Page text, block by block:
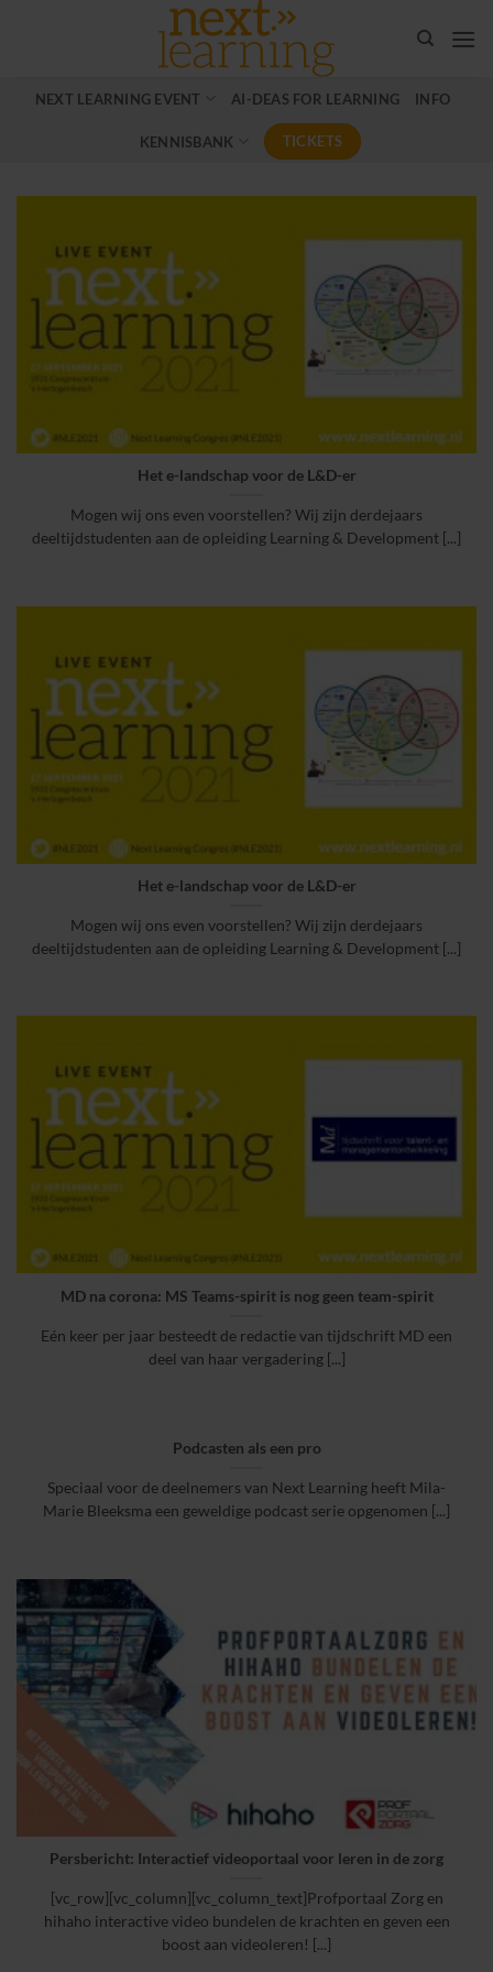
NEXT LEARNING EVENT AI-DEAS FOR LEARNING INFO
KENNISBANK TICKETS
Het e-landschap voor de L&D-er
Mogen wij ons even voorstellen? Wij zijn derdejaars
deeltijdstudenten aan de opleiding Learning & Development [...]
Het e-landschap voor de L&D-er
Mogen wij ons even voorstellen? Wij zijn derdejaars
deeltijdstudenten aan de opleiding Learning & Development [...]
MD na corona: MS Teams-spirit is nog geen team-spirit
Eén keer per jaar besteedt de redactie van tijdschrift MD een
deel van haar vergadering [...]
Podcasten als een pro
Speciaal voor de deelnemers van Next Learning heeft Mila-
Marie Bleeksma een geweldige podcast serie opgenomen [...]
Persbericht: Interactief videoportaal voor leren in de zorg
[vc_row][vc_column][vc_column_text]Profportaal Zorg en
hihaho interactive video bundelen de krachten en geven een
boost aan videoleren! [...]